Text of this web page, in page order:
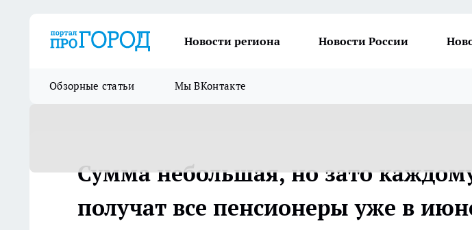
Новости региона Новости России
Обзорные статьи Мы ВКонтакте
Сумма небольшая, но зато
получат все пенсионеры уже в